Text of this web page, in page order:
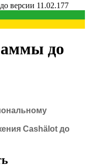
версии 11.02.177
до
Cashӓlot до